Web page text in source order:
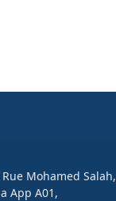
Mohamed Salah,
App A01,